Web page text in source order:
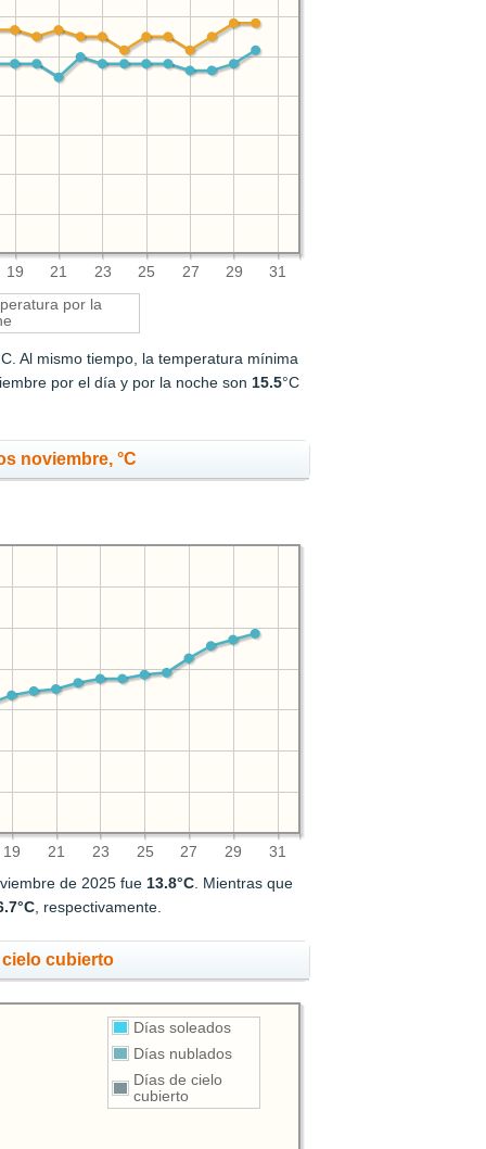
19 21 23 25 27 29 31
por la
Al mismo tiempo, la temperatura mínima
por el día y por la noche son15.5°C
noviembre, °C
19 21 23 25 27 29 31
de 2025 fue13.8°C. Mientras que
, respectivamente.
cubierto
Días soleados
Días nublados
Días de cielo
cubierto